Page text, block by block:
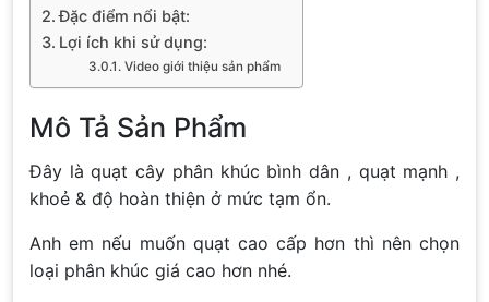
Đặc điểm nổi bật:
Lợi ích khi sử dụng:
Video giới thiệu sản phẩm
Mô Tả Sản Phẩm
Đây là quạt cây phân khúc bình dân , quạt mạnh ,
khoẻ & độ hoàn thiện ở mức tạm ổn.
Anh em nếu muốn quạt cao cấp hơn thì nên chọn
loại phân khúc giá cao hơn nhé.